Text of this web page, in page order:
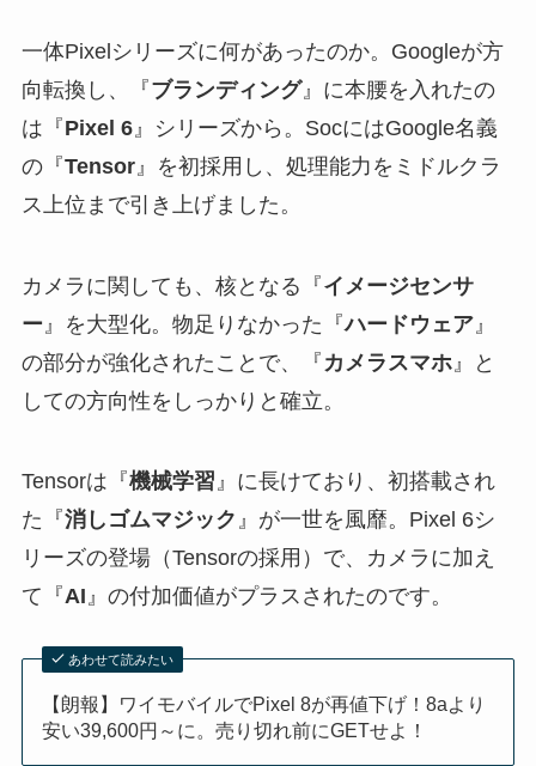
一体Pixelシリーズに何があったのか。Googleが方
向転換し、『ブランディング』に本腰を入れたの
は『Pixel 6』シリーズから。SocにはGoogle名義
の『Tensor』を初採用し、処理能力をミドルクラ
ス上位まで引き上げました。
カメラに関しても、核となる『イメージセンサ
ー 』を大型化。物足りなかった『ハードウェア』
の部分が強化されたことで、『 カメラスマホ』と
しての方向性をしっかりと確立。
Tensorは『機械学習』に長けており、初搭載され
た『消しゴムマジック 』が一世を風靡。Pixel 6シ
リーズの登場（Tensorの採用）で、カメラに加え
て『AI』の付加価値がプラスされたのです。
あわせて読みたい
【朗報】ワイモバイルでPixel 8が再値下げ！8aより
安い39,600円～に。売り切れ前にGETせよ！